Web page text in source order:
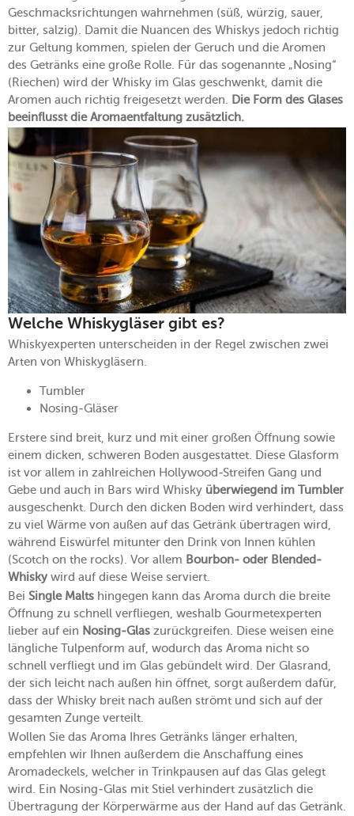
Geschmacksrichtungen wahrnehmen (süß, würzig, sauer,
bitter, salzig). Damit die Nuancen des Whiskys jedoch richtig
zur Geltung kommen, spielen der Geruch und die Aromen
des Getränks eine große Rolle. Für das sogenannte „Nosing“
(Riechen) wird der Whisky im Glas geschwenkt, damit die
Aromen auch richtig freigesetzt werden. Die Form des Glases
beeinflusst die Aromaentfaltung zusätzlich.
Welche Whiskygläser gibt es?
Whiskyexperten unterscheiden in der Regel zwischen zwei
Arten von Whiskygläsern.
Tumbler
Nosing-Gläser
Erstere sind breit, kurz und mit einer großen Öffnung sowie
einem dicken, schweren Boden ausgestattet. Diese Glasform
ist vor allem in zahlreichen Hollywood-Streifen Gang und
Gebe und auch in Bars wird Whisky überwiegend im Tumbler
ausgeschenkt. Durch den dicken Boden wird verhindert, dass
zu viel Wärme von außen auf das Getränk übertragen wird,
während Eiswürfel mitunter den Drink von Innen kühlen
(Scotch on the rocks). Vor allem Bourbon- oder Blended-
Whisky wird auf diese Weise serviert.
Bei Single Malts hingegen kann das Aroma durch die breite
Öffnung zu schnell verfliegen, weshalb Gourmetexperten
lieber auf ein Nosing-Glas zurückgreifen. Diese weisen eine
längliche Tulpenform auf, wodurch das Aroma nicht so
schnell verfliegt und im Glas gebündelt wird. Der Glasrand,
der sich leicht nach außen hin öffnet, sorgt außerdem dafür,
dass der Whisky breit nach außen strömt und sich auf der
gesamten Zunge verteilt.
Wollen Sie das Aroma Ihres Getränks länger erhalten,
empfehlen wir Ihnen außerdem die Anschaffung eines
Aromadeckels, welcher in Trinkpausen auf das Glas gelegt
wird. Ein Nosing-Glas mit Stiel verhindert zusätzlich die
Übertragung der Körperwärme aus der Hand auf das Getränk.